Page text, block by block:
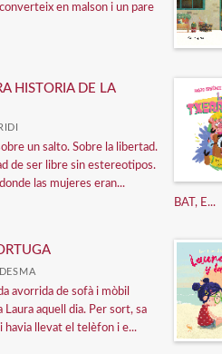
en malson i un pare
HISTORIA DE LA
un salto. Sobre la libertad.
de ser libre sin estereotipos.
las mujeres eran...
BAT, E...
avorrida de sofà i mòbil
Laura aquell dia. Per sort, sa
havia llevat el telèfon i e...